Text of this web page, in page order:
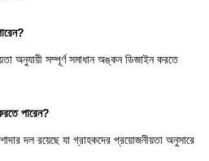
অনুযায়ী সম্পূর্ণ সমাধান অঙ্কন ডিজাইন করতে
পারেন?
দল রয়েছে যা গ্রাহকদের প্রয়োজনীয়তা অনুসারে